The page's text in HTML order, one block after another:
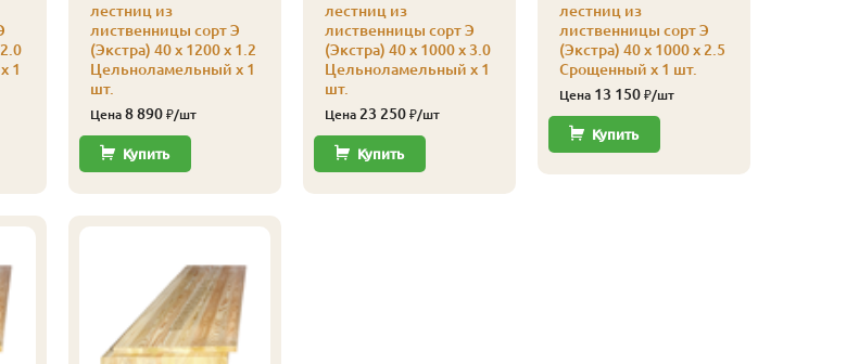
1
лестниц из
лиственницы сорт Э
(Экстра) 40 x 1200 x 1.2
Цельноламельный x 1
шт.
Цена 8 890₽/шт
Купить
лестниц из
лиственницы сорт Э
(Экстра) 40 x 1000 x 3.0
Цельноламельный x 1
шт.
Цена 23 250₽/шт
Купить
лестниц из
лиственницы сорт Э
(Экстра) 40 x 1000 x 2.5
Срощенный x 1 шт.
Цена 13 150₽/шт
Купить